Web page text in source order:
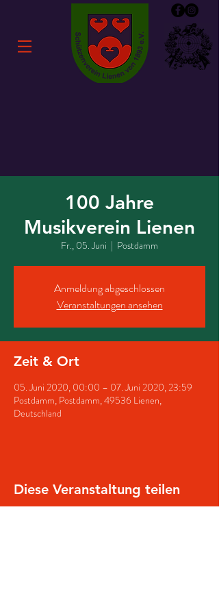
100 Jahre
Musikverein Lienen
Fr., 05. Juni
  |
Postdamm
Anmeldung abgeschlossen
Veranstaltungen ansehen
Zeit & Ort
05. Juni 2020, 00:00 – 07. Juni 2020, 23:59
Postdamm, Postdamm, 49536 Lienen,
Deutschland
Diese Veranstaltung teilen